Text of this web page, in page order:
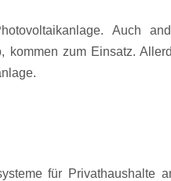
Auch
kommen zum Einsatz.
für Privathaushalte